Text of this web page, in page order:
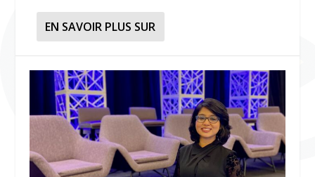
EN SAVOIR PLUS SUR